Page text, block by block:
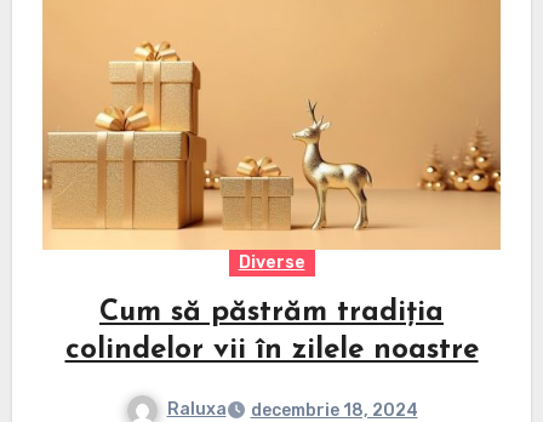
Diverse
Cum să păstrăm tradiția
colindelor vii în zilele noastre
Raluxa
decembrie 18, 2024